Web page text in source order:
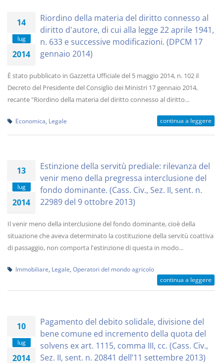
14
lug
2014
Riordino della materia del diritto connesso al
diritto d'autore, di cui alla legge 22 aprile 1941,
n. 633 e successive modificazioni. (DPCM 17
gennaio 2014)
È stato pubblicato in Gazzetta Ufficiale del 5 maggio 2014, n. 102 il
Decreto del Presidente del Consiglio dei Ministri 17 gennaio 2014,
recante "Riordino della materia del diritto connesso al diritto...
Economica Legale continua a leggere
13
lug
2014
Estinzione della servitù prediale: rilevanza del
venir meno della pregressa interclusione del
fondo dominante. (Cass. Civ., Sez. II, sent. n.
22989 del 9 ottobre 2013)
Il venir meno della interclusione del fondo dominante, cioè della
situazione che aveva determinato la costituzione della servitù coattiva
di passaggio, non comporta l'estinzione di questa in modo...
Immobiliare Legale Operatori del mondo agricolo
continua a leggere
10
lug
2014
Pagamento del debito solidale, divisione del
bene comune ed incremento della quota del
solvens ex art. 1115, comma III, cc. (Cass. Civ.,
Sez. II, sent. n. 20841 dell’11 settembre 2013)